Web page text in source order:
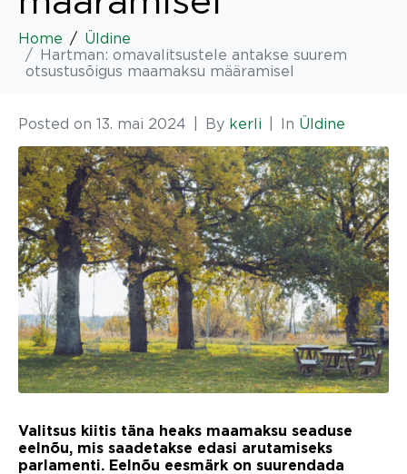
Home
Üldine
Hartman: omavalitsustele antakse suurem
otsustusõigus maamaksu määramisel
Posted on 13. mai 2024 By kerli In Üldine
Valitsus kiitis täna heaks maamaksu seaduse
eelnõu, mis saadetakse edasi arutamiseks
parlamenti. Eelnõu eesmärk on suurendada